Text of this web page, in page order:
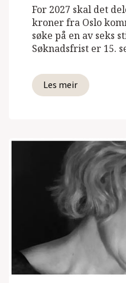
For 2027 skal det
kroner fra Oslo
søke på en av seks
Søknadsfrist er 15.
Les meir